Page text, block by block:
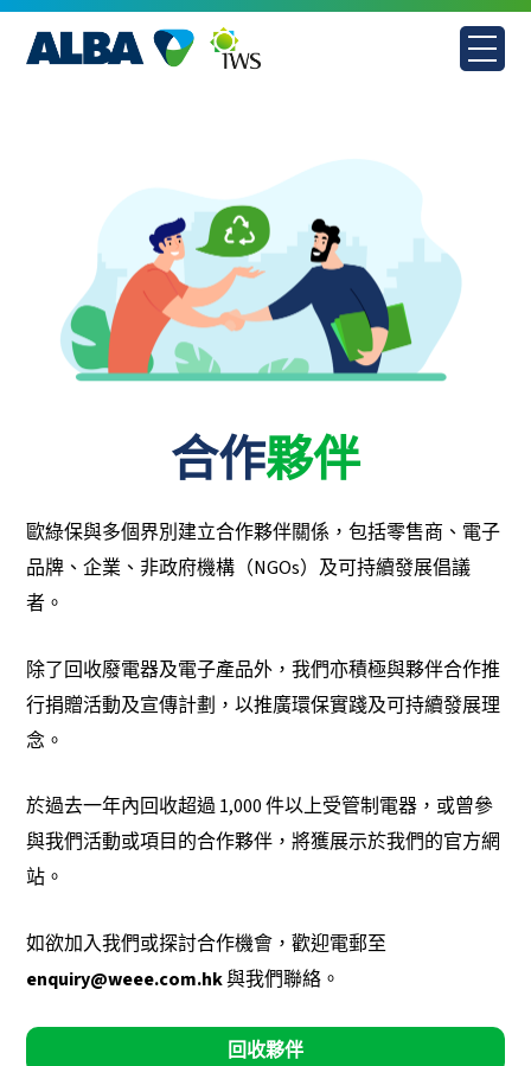
Skip
content
合作夥伴
歐綠保與多個界別建立合作夥伴關係，包括零售商、電子
品牌、企業、非政府機構（NGOs）及可持續發展倡議
者。
除了回收廢電器及電子產品外，我們亦積極與夥伴合作推
行捐贈活動及宣傳計劃，以推廣環保實踐及可持續發展理
念。
於過去一年內回收超過 1,000 件以上受管制電器，或曾參
與我們活動或項目的合作夥伴，將獲展示於我們的官方網
站。
如欲加入我們或探討合作機會，歡迎電郵至
enquiry@weee.com.hk與我們聯絡。
回收夥伴